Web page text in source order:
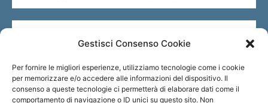
Gestisci Consenso Cookie
Per fornire le migliori esperienze, utilizziamo tecnologie come i cookie
per memorizzare e/o accedere alle informazioni del dispositivo. Il
consenso a queste tecnologie ci permetterà di elaborare dati come il
comportamento di navigazione o ID unici su questo sito. Non
MUSEO VIRTUALE